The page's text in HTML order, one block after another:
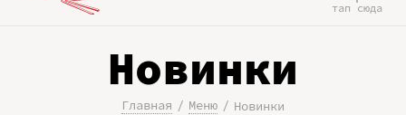
тап сюда
Новинки
Главная Меню Новинки